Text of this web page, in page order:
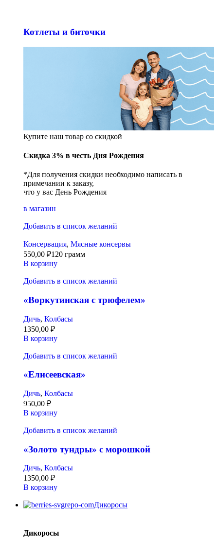
Котлеты и биточки
Купите наш товар со скидкой
Скидка 3% в честь Дня Рождения
*Для получения скидки необходимо написать в
примечании к заказу,
что у вас День Рождения
в магазин
Добавить в список желаний
Консервация, Мясные консервы
550,00 ₽120 грамм
В корзину
Добавить в список желаний
«Воркутинская с трюфелем»
Дичь, Колбасы
1350,00 ₽
В корзину
Добавить в список желаний
«Елисеевская»
Дичь, Колбасы
950,00 ₽
В корзину
Добавить в список желаний
«Золото тундры» с морошкой
Дичь, Колбасы
1350,00 ₽
В корзину
Дикоросы
Дикоросы